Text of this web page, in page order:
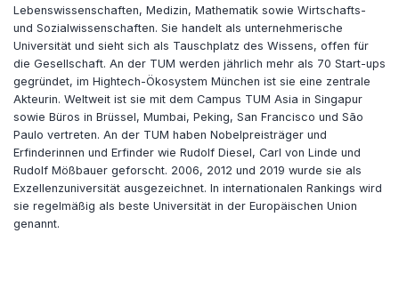
Lebenswissenschaften, Medizin, Mathematik sowie Wirtschafts-
und Sozialwissenschaften. Sie handelt als unternehmerische
Universität und sieht sich als Tauschplatz des Wissens, offen für
die Gesellschaft. An der TUM werden jährlich mehr als 70 Start-ups
gegründet, im Hightech-Ökosystem München ist sie eine zentrale
Akteurin. Weltweit ist sie mit dem Campus TUM Asia in Singapur
sowie Büros in Brüssel, Mumbai, Peking, San Francisco und São
Paulo vertreten. An der TUM haben Nobelpreisträger und
Erfinderinnen und Erfinder wie Rudolf Diesel, Carl von Linde und
Rudolf Mößbauer geforscht. 2006, 2012 und 2019 wurde sie als
Exzellenzuniversität ausgezeichnet. In internationalen Rankings wird
sie regelmäßig als beste Universität in der Europäischen Union
genannt.